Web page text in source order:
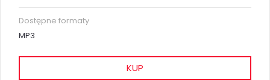
Dostępne formaty
MP3
KUP